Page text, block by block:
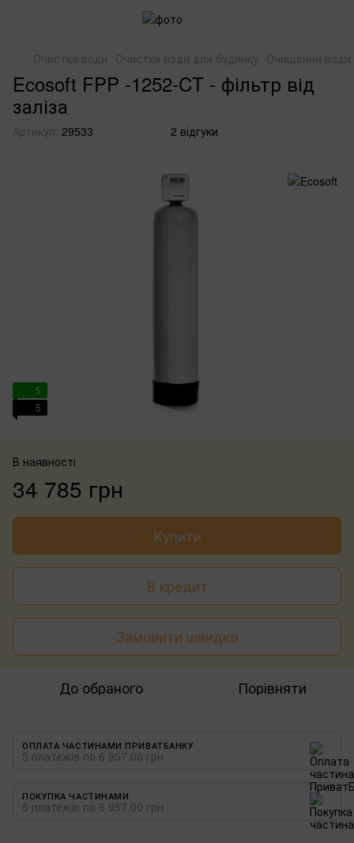
Очистка води Очистка води для будинку Очищення води
Ecosoft FPP -1252-CT - фільтр від
заліза
Артикул: 29533 2 відгуки
5
5
В наявності
34 785 грн
Купити
В кредит
Замовити швидко
До обраного Порівняти
ОПЛАТА ЧАСТИНАМИ ПРИВАТБАНКУ
5 платежів по 6 957.00 грн
ПОКУПКА ЧАСТИНАМИ
5 платежів по 6 957.00 грн